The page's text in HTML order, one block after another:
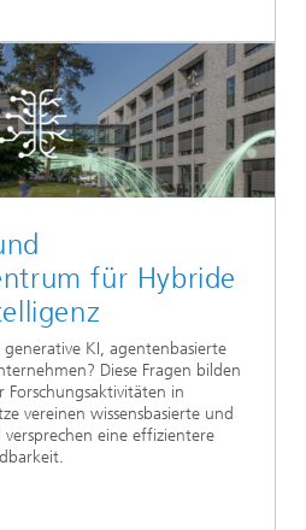
für Hybride
KI, agentenbasierte
Diese Fragen bilden
in
vereinen wissensbasierte und
eine effizientere